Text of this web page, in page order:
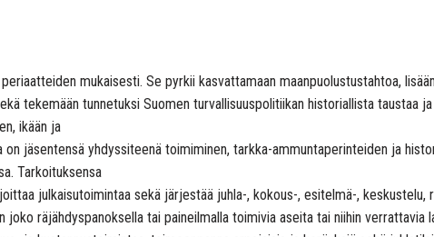
mukaisesti. Se pyrkii kasvattamaan maanpuolustustahtoa,
tekemään tunnetuksi Suomen turvallisuuspolitiikan historiallista taustaa
ikään ja
jäsentensä yhdyssiteenä toimiminen, tarkka-ammuntaperinteiden ja
Tarkoituksensa
julkaisutoimintaa sekä järjestää juhla-, kokous-, esitelmä-,
joko räjähdyspanoksella tai paineilmalla toimivia aseita tai niihin